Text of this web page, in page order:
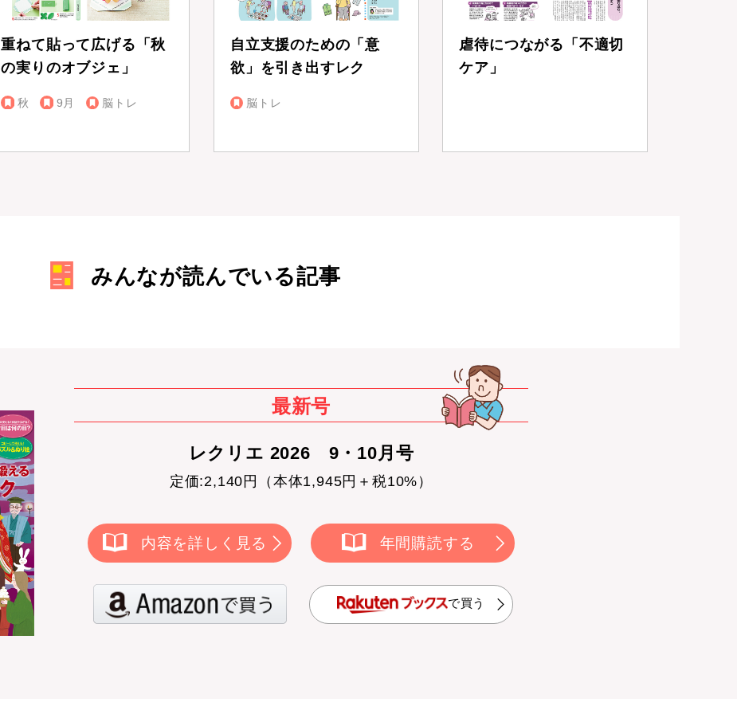
重ねて貼って広げる「秋
の実りのオブジェ」
秋 9月 脳トレ
自立支援のための「意
欲」を引き出すレク
脳トレ
虐待につながる「不適切
ケア」
みんなが読んでいる記事
最新号
レクリエ 2026 9・10月号
定価:2,140円（本体1,945円＋税10%）
内容を詳しく見る 年間購読する
で買う